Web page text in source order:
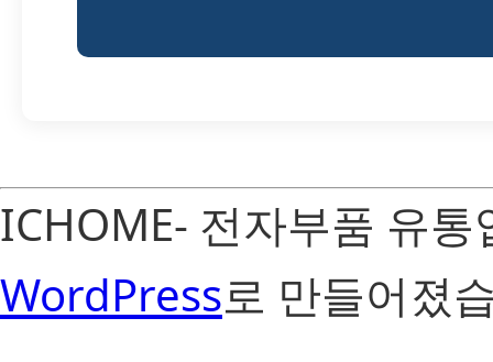
ICHOME- 전자부품 유
WordPress로 만들어졌